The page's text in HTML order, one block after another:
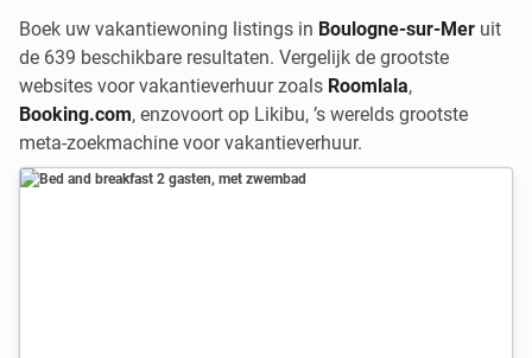
Boek uw vakantiewoning listings in Boulogne-sur-Mer uit
de 639 beschikbare resultaten. Vergelijk de grootste
websites voor vakantieverhuur zoals Roomlala,
Booking.com, enzovoort op Likibu, ’s werelds grootste
meta-zoekmachine voor vakantieverhuur.